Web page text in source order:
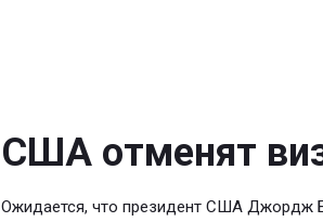
США отменят
Ожидается, что президент США Джордж